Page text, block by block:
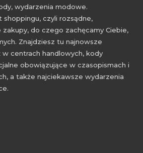
wydarzenia modowe.
shoppingu, czyli rozsądne,
do czego zachęcamy Ciebie,
Znajdziesz tu najnowsze
centrach handlowych, kody
obowiązujące w czasopismach i
a także najciekawsze wydarzenia